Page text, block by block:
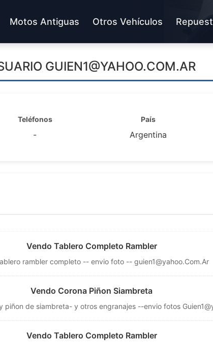
Motos Antiguas Otros Vehículos
GUIEN1@YAHOO.COM.AR
Teléfonos
-
País
Argentina
Vendo Tablero Completo Rambler
rambler completo -- envio foto -- guien1@yahoo.Com.Ar
Vendo Corona Piñon Siambreta
piñon de siambreta- y otros engranajes --envio fotos
Vendo Tablero Completo Rambler